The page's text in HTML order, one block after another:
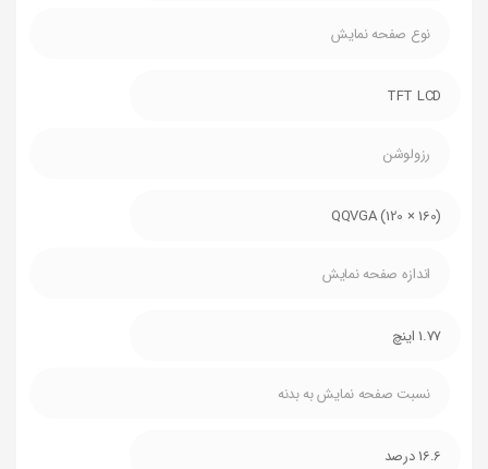
نوع صفحه نمایش
TFT LCD
رزولوشن
(QQVGA (120 × 160
اندازه صفحه نمایش
1.77 اینچ
نسبت صفحه نمایش به بدنه
16.6 درصد